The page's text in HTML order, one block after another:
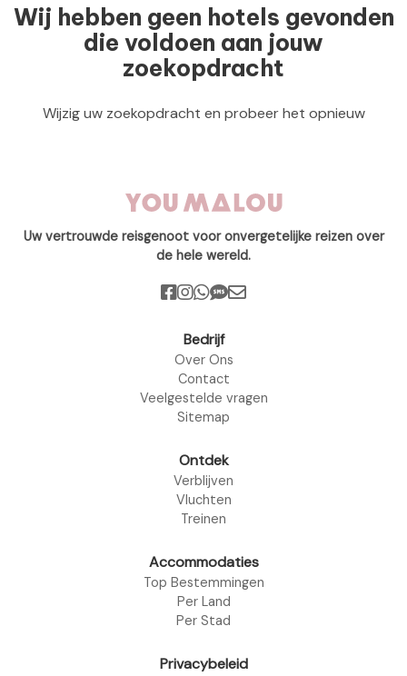
Wij hebben geen hotels gevonden
die voldoen aan jouw
zoekopdracht
Wijzig uw zoekopdracht en probeer het opnieuw
Uw vertrouwde reisgenoot voor onvergetelijke reizen over
de hele wereld.
Bedrijf
Over Ons
Contact
Veelgestelde vragen
Sitemap
Ontdek
Verblijven
Vluchten
Treinen
Accommodaties
Top Bestemmingen
Per Land
Per Stad
Privacybeleid